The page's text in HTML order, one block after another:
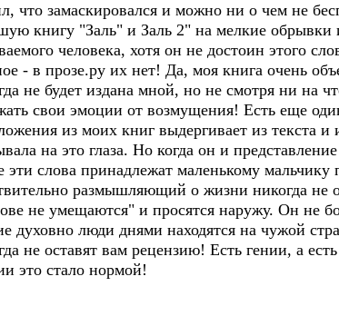
что замаскировался и можно ни о чем не
книгу "Заль" и Заль 2" на мелкие
человека, хотя он не достоин этого
- в прозе.ру их нет! Да, моя книга очень
не будет издана мной, но не смотря ни на
свои эмоции от возмущения! Есть еще
из моих книг выдергивает из текста
на это глаза. Но когда он и
эти слова принадлежат маленькому
размышляющий о жизни никогда не
не умещаются" и просятся наружу. Он не
духовно люди днями находятся на чужой
не оставят вам рецензию! Есть гении, а
это стало нормой!